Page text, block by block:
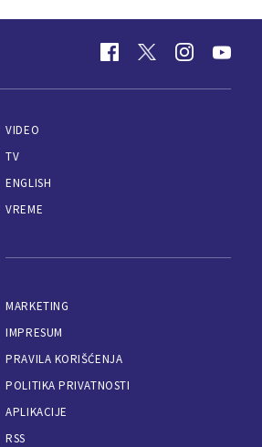
VIDEO
TV
ENGLISH
VREME
MARKETING
IMPRESUM
PRAVILA KORIŠĆENJA
POLITIKA PRIVATNOSTI
APLIKACIJE
RSS